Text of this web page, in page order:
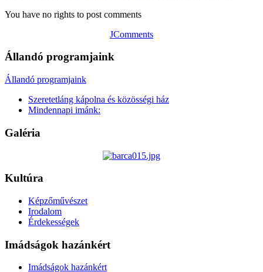
You have no rights to post comments
JComments
Állandó programjaink
Állandó programjaink
Szeretetláng kápolna és közösségi ház
Mindennapi imánk:
Galéria
Kultúra
Képzőművészet
Irodalom
Érdekességek
Imádságok hazánkért
Imádságok hazánkért